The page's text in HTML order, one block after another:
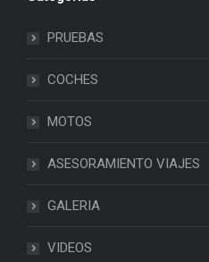
PRUEBAS
COCHES
MOTOS
ASESORAMIENTO VIAJES
GALERIA
VIDEOS